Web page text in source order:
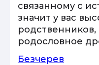
связанному с
значит у вас
родственников,
родословное
Безчерев